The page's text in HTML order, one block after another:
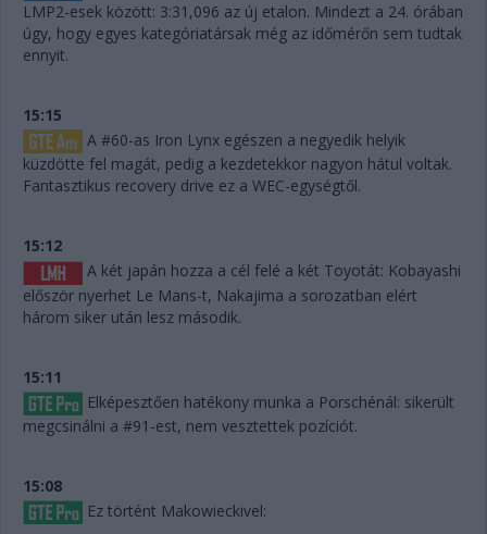
LMP2-esek között: 3:31,096 az új etalon. Mindezt a 24. órában
úgy, hogy egyes kategóriatársak még az időmérőn sem tudtak
ennyit.
15:15
A #60-as Iron Lynx egészen a negyedik helyik
küzdötte fel magát, pedig a kezdetekkor nagyon hátul voltak.
Fantasztikus recovery drive ez a WEC-egységtől.
15:12
A két japán hozza a cél felé a két Toyotát: Kobayashi
először nyerhet Le Mans-t, Nakajima a sorozatban elért
három siker után lesz második.
15:11
Elképesztően hatékony munka a Porschénál: sikerült
megcsinálni a #91-est, nem vesztettek pozíciót.
15:08
Ez történt Makowieckivel: